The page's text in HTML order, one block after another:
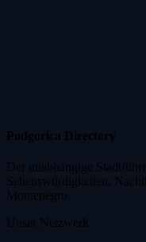
Podgorica Directory
Der unabhängige
Sehenswürdigkeiten,
Montenegro.
Unser Netzwerk